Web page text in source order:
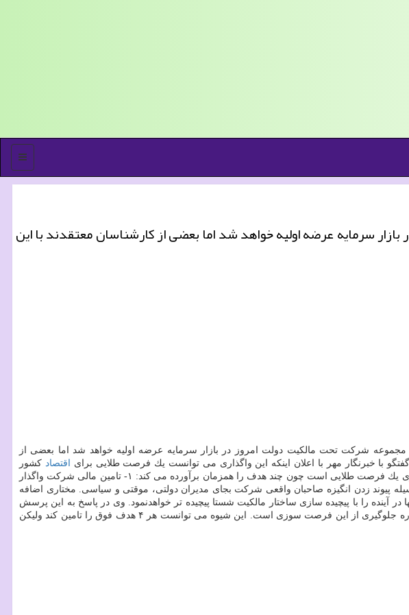
منو
سرمایه عرضه اولیه خواهد شد اما بعضی از كارشناسان معتقدند با این
مجموعه شركت تحت مالكیت دولت امروز در بازار سرمایه عرضه اولیه خواهد شد اما بعضی از
با خبرنگار مهر با اعلان اینكه این واگذاری می توانست یك فرصت طلایی برای
اقتصاد كشور
باشد، اظهار داشت: متأسفانه با این شیوه واگذاری، این فرصت طلایی در حال از دست رفتن است. وی توضیح داد: این واگذاری یك فرصت طلایی است چون چند هدف را همزمان برآورده می كند: ۱- تامین مالی شركت واگذار
چابك سازی دولت از بنگاه داری غیر ضروری ۴- بهبود مدیریت شركت بوسیله پیوند زدن انگیزه صاحبان واقعی شركت بجای مدیران دولتی، موقتی و سیاسی. مختاری اضافه
فقط تامین نمی كند، بلكه حتی رسیدن به آنها در آینده را با پیچیده سازی ساختار مالكیت شستا پیچیده تر خواهدنمود. وی در پاسخ به این پرسش
۱۰ درصد از هلدینگ اصلی، چاره جلوگیری از این فرصت سوزی است. این شیوه می توانست هر ۴ هدف فوق را تامین كند ولیكن